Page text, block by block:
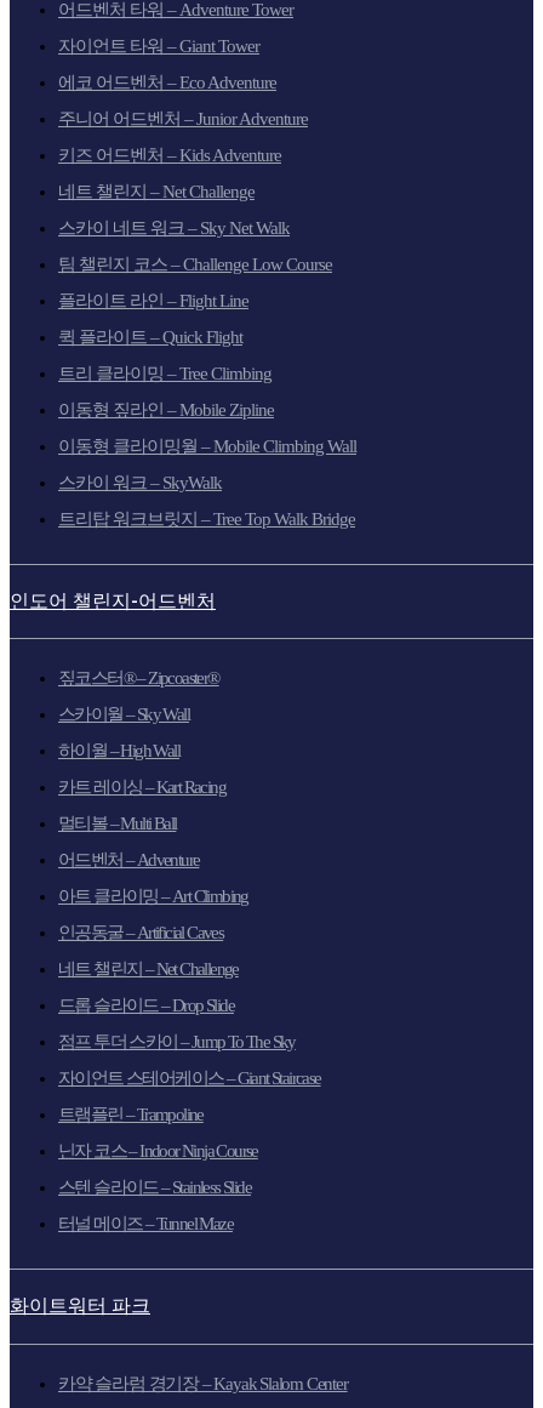
어드벤처 타워 – Adventure Tower
자이언트 타워 – Giant Tower
에코 어드벤처 – Eco Adventure
주니어 어드벤처 – Junior Adventure
키즈 어드벤처 – Kids Adventure
네트 챌린지 – Net Challenge
스카이 네트 워크 – Sky Net Walk
팀 챌린지 코스 – Challenge Low Course
플라이트 라인 – Flight Line
퀵 플라이트 – Quick Flight
트리 클라이밍 – Tree Climbing
이동형 짚라인 – Mobile Zipline
이동형 클라이밍월 – Mobile Climbing Wall
스카이 워크 – SkyWalk
트리탑 워크브릿지 – Tree Top Walk Bridge
인도어 챌린지-어드벤처
짚코스터® – Zipcoaster®
스카이월 – Sky Wall
하이월 – High Wall
카트 레이싱 – Kart Racing
멀티볼 – Multi Ball
어드벤처 – Adventure
아트 클라이밍 – Art Climbing
인공동굴 – Artificial Caves
네트 챌린지 – Net Challenge
드롭 슬라이드 – Drop Slide
점프 투더 스카이 – Jump To The Sky
자이언트 스테어케이스 – Giant Staircase
트램플린 – Trampoline
닌자 코스 – Indoor Ninja Course
스텐 슬라이드 – Stainless Slide
터널 메이즈 – Tunnel Maze
화이트워터 파크
카약 슬라럼 경기장 – Kayak Slalom Center